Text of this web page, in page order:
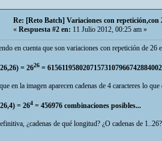
Re: [Reto Batch] Variaciones con repetición,con
«Respuesta #2 en:11 Julio 2012, 00:25 am »
en cuenta que son variaciones con repetición de 26
= 2626=
en la imagen aparecen cadenas de 4 caracteres lo
= 264= 456976 combinaciones posibles...
¿cadenas de qué longitud? ¿O cadenas de 1..26?